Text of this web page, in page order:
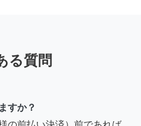
る質問
すか？